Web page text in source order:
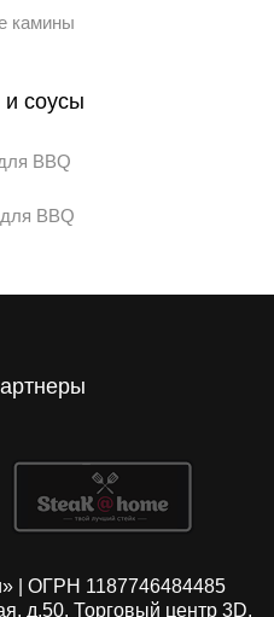
камины
соусы
BBQ
BBQ
| ОГРН 1187746484485
д.50. Торговый центр 3D,